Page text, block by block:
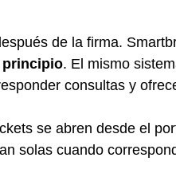
de la firma.
principio. El mismo
consultas y
se abren desde el
solas cuando